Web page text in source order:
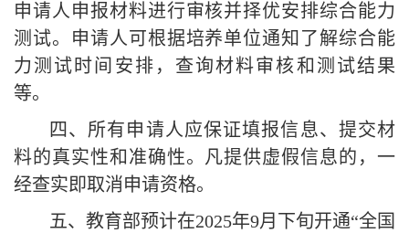
申请人申报材料进行审核并择优安排综合能力
测试。申请人可根据培养单位通知了解综合能
力测试时间安排，查询材料审核和测试结果
等。
四 、所有申请人应保证填报信息、提交材
料的真实性和准确性。凡提供虚假信息的，一
经查实即取消申请资格。
五、教育部预计在2025年9月下旬开通“全国